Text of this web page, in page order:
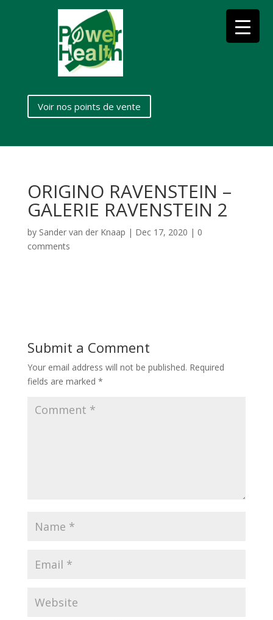
Voir nos points de vente
ORIGINO RAVENSTEIN –
GALERIE RAVENSTEIN 2
by Sander van der Knaap | Dec 17, 2020 | 0
comments
Submit a Comment
Your email address will not be published. Required
fields are marked *